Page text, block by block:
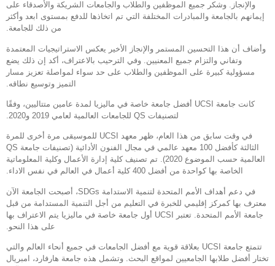
والإنجاز. وشكر جميع الموظفين والطلاب والجامعات الشريكة والأصدقاء على
إيمانهم بالجامعة والمبادرات المختلفة التي تم اتخاذها للدفع بمستوى ابعد وأكثر
من ذلك للجامعة.
وأضاف أن هذا التحسين المستمر والإنجاز الأخير يعكس الاستراتيجيات المعتمدة
وتفاني والتزام جميع المعنيين. وفي الترحيب بالاعتراف، أكد إن ذلك يضع
مسؤولية كبيرة على الموظفين والطلاب على حد سواء لمواصلة تعزيز مسار
التميز وتوسيع نطاقه.
كانت جامعة UCSI أفضل جامعة خاصة في ماليزيا لمدة عامين متتاليين، وفقًا
لتصنيفات QS للجامعات العالمية لعامي 2019 و2020.
في وقت سابق من هذا العام، ظهر معهد UCSI للموسيقى مرة أخرى للمرة
الثالثة كأفضل 100 معهد عالمي في مجال الفنون الأدائية (تصنيفات جامعة QS
العالمية حسب الموضوع 2020). تم تصنيف كلية إدارة الأعمال وكلية المعلوماتية
الخاصة بها كواحدة من أفضل 400 كلية أعمال في العالم في نفس الاداء.
في دعم أهداف الأمم المتحدة لتنمية الاستدامة SDGs، أصبحت الجامعة الآن
معترف بها كمركز إقليمي للخبرة في التعليم من أجل التنمية المستدامة من قبل
جامعة الأمم المتحدة. تعتبر UCSI أول جامعة خاصة في ماليزيا يتم الاعتراف بها
على هذا النحو.
تتمتع جامعة UCSI بعلاقة قوية مع أفضل الجامعات في جميع أنحاء العالم والتي
تختار أفضل طلابها الجامعيين لمواقع البحث. وتشمل هذه جامعة هارفارد، امبريال